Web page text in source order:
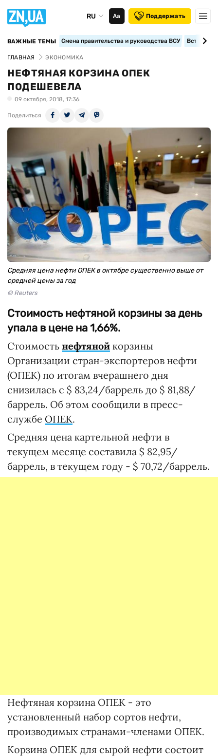
RU Аа Поддержать
ВАЖНЫЕ ТЕМЫ Смена правительства и руководства ВСУ
ГЛАВНАЯ ЭКОНОМИКА
НЕФТЯНАЯ КОРЗИНА ОПЕК
ПОДЕШЕВЕЛА
09 октября, 2018, 17:36
Поделиться
Средняя цена нефти ОПЕК в октябре существенно выше от
средней цены за год
© Reuters
Стоимость нефтяной корзины за день
упала в цене на 1,66%.
Стоимость нефтяной корзины
Организации стран-экспортеров нефти
(ОПЕК) по итогам вчерашнего дня
снизилась с $ 83,24/баррель до $ 81,88/
баррель. Об этом сообщили в пресс-
службе ОПЕК.
Средняя цена картельной нефти в
текущем месяце составила $ 82,95/
баррель, в текущем году - $ 70,72/баррель.
Нефтяная корзина ОПЕК - это
установленный набор сортов нефти,
производимых странами-членами ОПЕК.
Корзина ОПЕК для сырой нефти состоит